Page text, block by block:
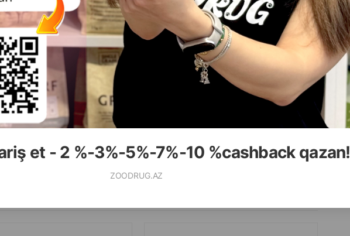
et - 2 %-3%-5%-7%-10 %cashback qazan!
ZOODRUG.AZ
и терпимого отношения вашего животного к этой процедуре.